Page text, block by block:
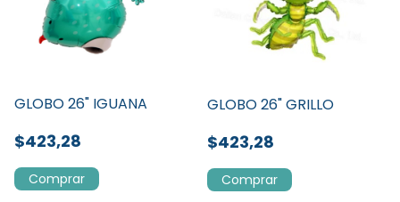
GLOBO 26" IGUANA
$423,28
GLOBO 26" GRILLO
$423,28